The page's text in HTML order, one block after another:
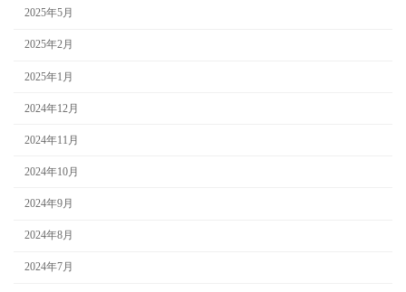
2025年5月
2025年2月
2025年1月
2024年12月
2024年11月
2024年10月
2024年9月
2024年8月
2024年7月